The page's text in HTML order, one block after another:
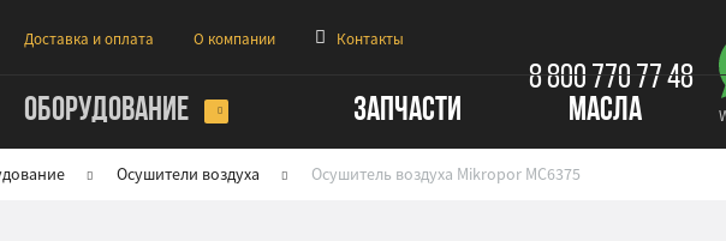
Доставка и оплата О компании Контакты
8 800 770 77 48
ОБОРУДОВАНИЕ ЗАПЧАСТИ МАСЛА
Осушители воздуха Осушитель воздуха Mikropor MC6375